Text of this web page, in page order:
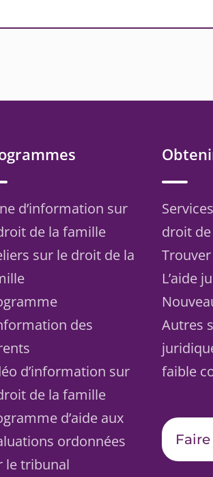
d’information sur
de la famille
sur le droit de la
des
d’information sur
de la famille
d’aide aux
ordonnées
le tribunal
droit
L’aide
Autres
faible